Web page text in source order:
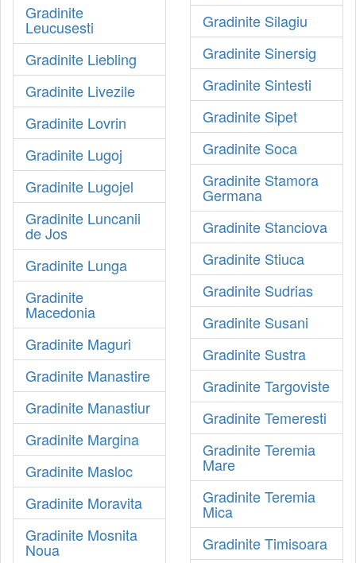
Gradinite
Leucusesti
Gradinite Liebling
Gradinite Livezile
Gradinite Lovrin
Gradinite Lugoj
Gradinite Lugojel
Gradinite Luncanii
de Jos
Gradinite Lunga
Gradinite
Macedonia
Gradinite Maguri
Gradinite Manastire
Gradinite Manastiur
Gradinite Margina
Gradinite Masloc
Gradinite Moravita
Gradinite Mosnita
Noua
Gradinite Silagiu
Gradinite Sinersig
Gradinite Sintesti
Gradinite Sipet
Gradinite Soca
Gradinite Stamora
Germana
Gradinite Stanciova
Gradinite Stiuca
Gradinite Sudrias
Gradinite Susani
Gradinite Sustra
Gradinite Targoviste
Gradinite Temeresti
Gradinite Teremia
Mare
Gradinite Teremia
Mica
Gradinite Timisoara